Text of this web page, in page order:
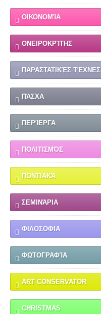
ΟΙΚΟΝΟΜΊΑ
ΟΝΕΙΡΟΚΡΊΤΗΣ
ΠΑΡΑΣΤΑΤΙΚΈΣ ΤΈΧΝΕΣ
ΠΆΣΧΑ
ΠΕΡΊΕΡΓΑ
ΠΟΛΙΤΙΣΜΌΣ
ΠΟΝΤΙΑΚΆ
ΣΕΜΙΝΆΡΙΑ
ΦΙΛΟΣΟΦΙΑ
ΦΩΤΟΓΡΑΦΊΑ
ART CONSERVATOR
CHRISTMAS